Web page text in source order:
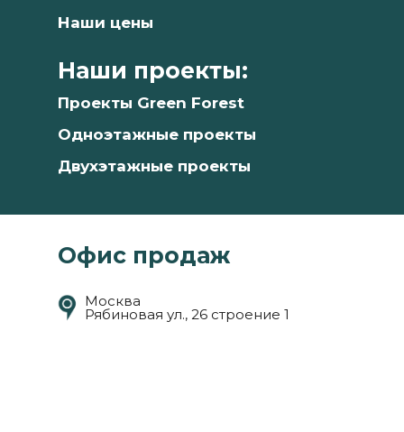
Офис продаж
Москва
Рябиновая ул., 26 строение 1
Наши цены
Наши проекты:
Проекты Green Forest
Одноэтажные проекты
Двухэтажные проекты